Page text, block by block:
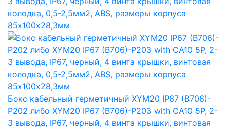
Бокс кабельный герметичный XYM20 IP67 (B706)-
P202 либо XYM20 IP67 (B706)-P203 with CA10 5P, 2-
3 вывода, IP67, черный, 4 винта крышки, винтовая